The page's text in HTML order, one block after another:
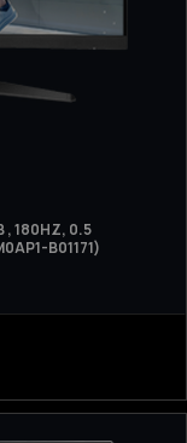
, 180HZ, 0.5
B01171)